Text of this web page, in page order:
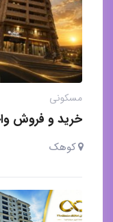
مسکونی
خرید و فروش
کوهک